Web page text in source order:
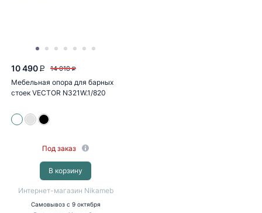
10 490 P 14 018 P
Мебельная опора для барных
стоек VECTOR N321W.1/820
Под заказ
В корзину
Интернет-магазин Nikameb
Самовывоз с 9 октября